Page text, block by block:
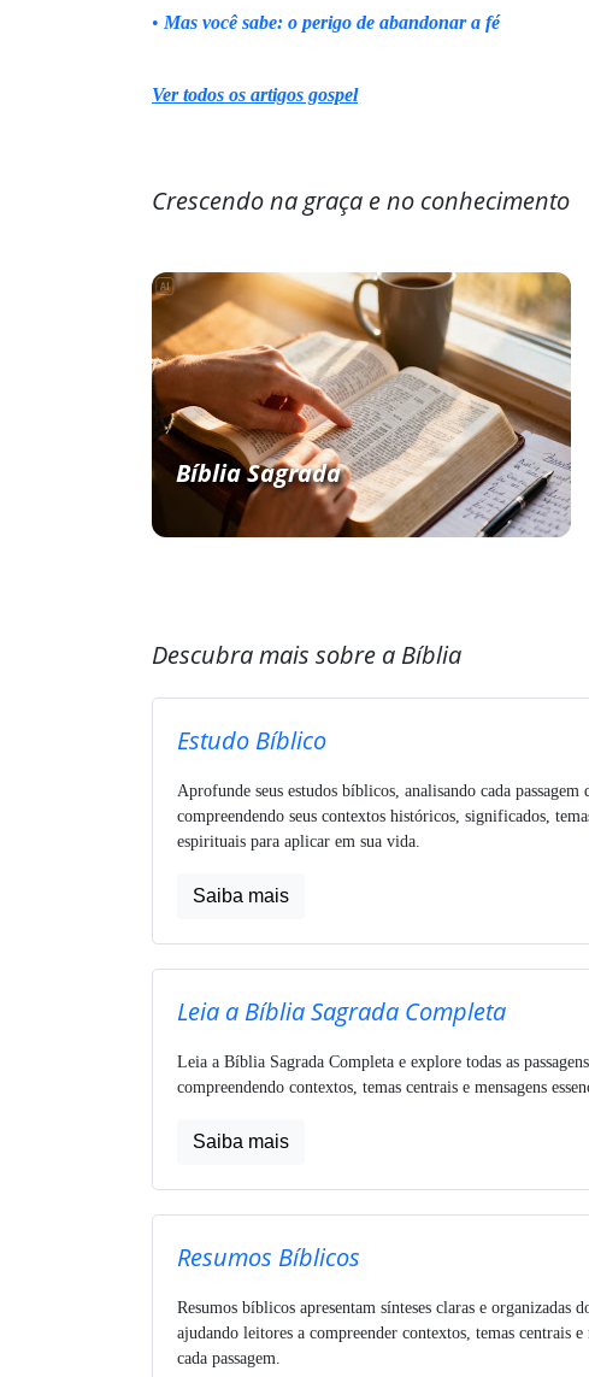
• Mas você sabe: o perigo de abandonar a fé
Ver todos os artigos gospel
Crescendo na graça e no conhecimento
Bíblia Sagrada
Descubra mais sobre a Bíblia
Estudo Bíblico
Aprofunde seus estudos bíblicos, analisando cada passagem
compreendendo seus contextos históricos, significados,
espirituais para aplicar em sua vida.
Saiba mais
Leia a Bíblia Sagrada Completa
Leia a Bíblia Sagrada Completa e explore todas as
compreendendo contextos, temas centrais e mensagens
Saiba mais
Resumos Bíblicos
Resumos bíblicos apresentam sínteses claras e organizadas
ajudando leitores a compreender contextos, temas centrais e
cada passagem.